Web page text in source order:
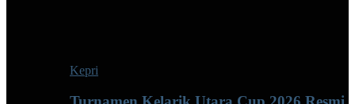
Kepri